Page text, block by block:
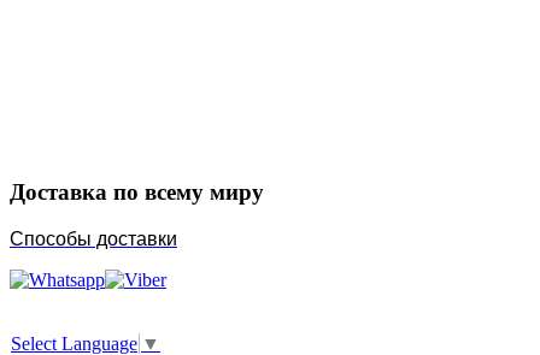
Доставка по всему миру
Способы доставки
Select Language ▼